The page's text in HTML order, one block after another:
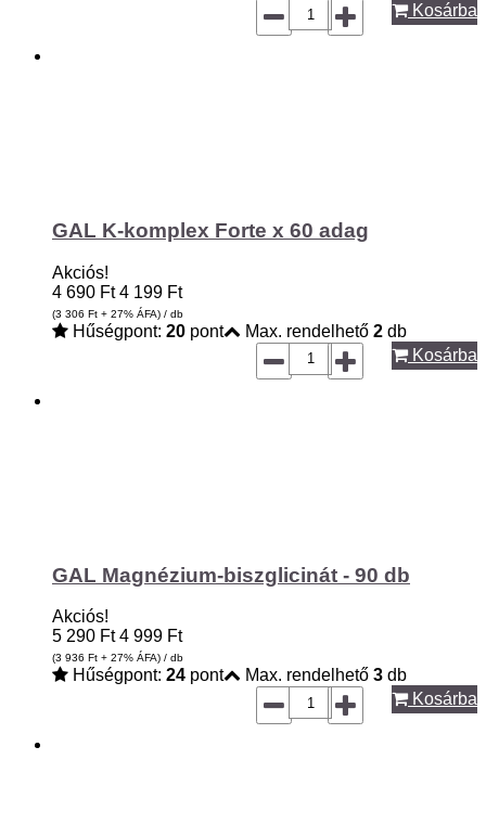
Kosárba
GAL K-komplex Forte x 60 adag
Akciós!
4 690 Ft 4 199 Ft
(3 306 Ft + 27% ÁFA) / db
Hűségpont: 20 pont Max. rendelhető 2 db
Kosárba
GAL Magnézium-biszglicinát - 90 db
Akciós!
5 290 Ft 4 999 Ft
(3 936 Ft + 27% ÁFA) / db
Hűségpont: 24 pont Max. rendelhető 3 db
Kosárba